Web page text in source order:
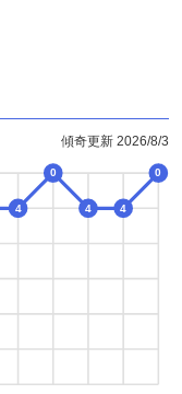
傾奇更新 2026/8/3
4
0
4 4
0